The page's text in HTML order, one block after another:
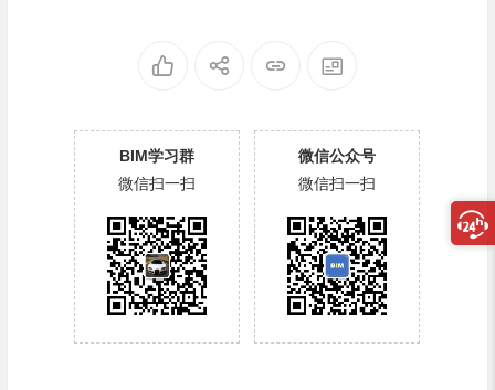
BIM学习群
微信扫一扫
微信公众号
微信扫一扫